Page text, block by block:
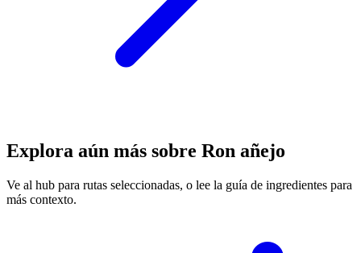
Explora aún más sobre Ron añejo
Ve al hub para rutas seleccionadas, o lee la guía de ingredientes para
más contexto.